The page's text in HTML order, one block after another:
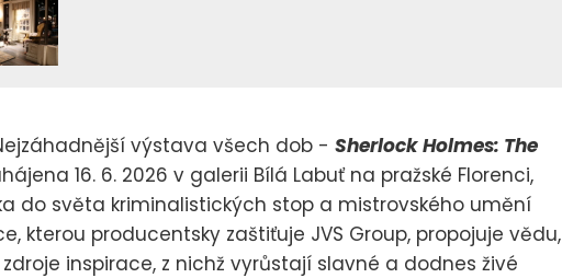
výstava všech dob - Sherlock Holmes: The
16. 6. 2026 v galerii Bílá Labuť na pražské Florenci,
do světa kriminalistických stop a mistrovského umění
kterou producentsky zaštiťuje JVS Group, propojuje vědu,
inspirace, z nichž vyrůstají slavné a dodnes živé